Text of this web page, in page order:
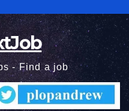
- Find a job